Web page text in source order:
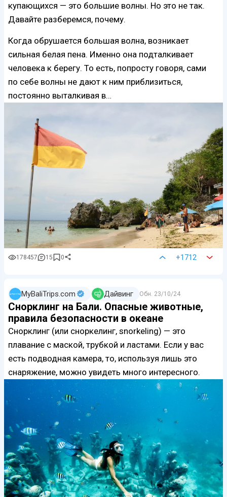
купающихся — это большие волны. Но это не так.
Давайте разберемся, почему.
Когда обрушается большая волна, возникает
сильная белая пена. Именно она подталкивает
человека к берегу. То есть, попросту говоря, сами
по себе волны не дают к ним приблизиться,
постоянно выталкивая в…
178457 15 0 +1712
MyBaliTrips.com Дайвинг Обн. 23/10/24
Снорклинг на Бали. Опасные животные,
правила безопасности в океане
Снорклинг (или сноркелинг, snorkeling) — это
плавание с маской, трубкой и ластами. Если у вас
есть подводная камера, то, используя лишь это
снаряжение, можно увидеть много интересного.